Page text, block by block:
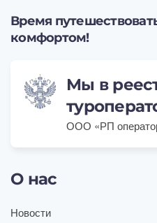
Время
комфортом!
Мы в
ООО «РП
О нас
Новости